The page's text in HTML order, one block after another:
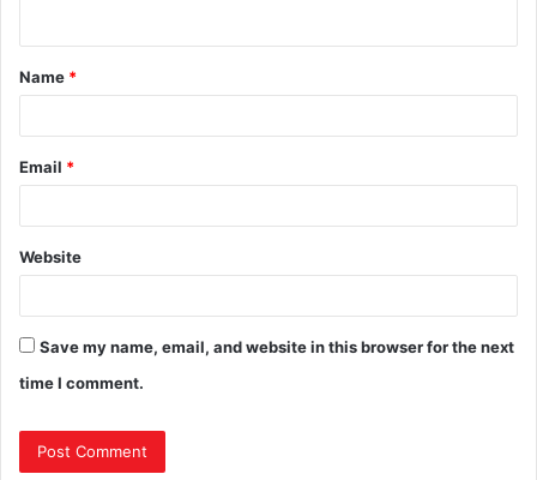
t
*
Name *
Email *
Website
Save my name, email, and website in this browser for the next
time I comment.